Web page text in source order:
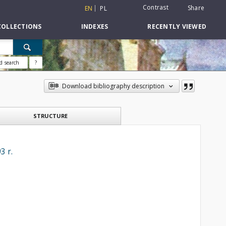
EN PL Contrast Share
INDEXES RECENTLY VIEWED
search ?
Download bibliography description
STRUCTURE
r.